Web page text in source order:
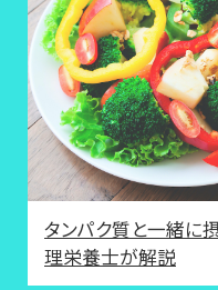
タンパク質と一緒に
理栄養士が解説